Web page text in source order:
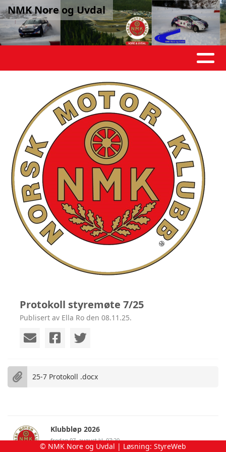
NMK Nore og Uvdal
Protokoll styremøte 7/25
Publisert av Ella Ro den 08.11.25.
25-7 Protokoll .docx
Klubbløp 2026
fredag 07. august kl. 07:20
© NMK Nore og Uvdal | Løsning: StyreWeb